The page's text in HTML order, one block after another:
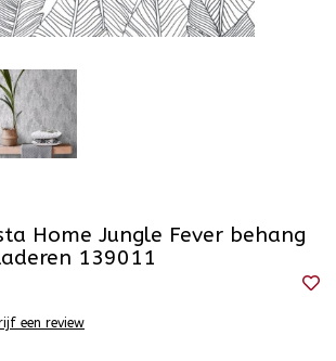
Home Jungle Fever behang
139011
een review